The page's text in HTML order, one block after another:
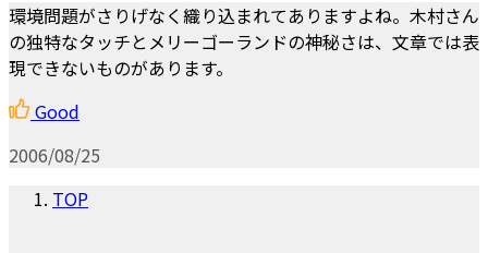
環境問題がさりげなく織り込まれてありますよね。木村さん
の独特なタッチとメリーゴーランドの神秘さは、文章では表
現できないものがあります。
Good
2006/08/25
TOP